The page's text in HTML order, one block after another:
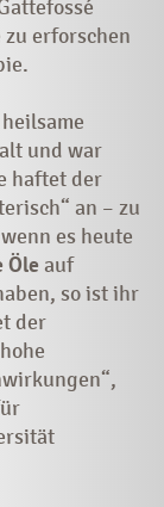
erforschen
und war
haftet der
an – zu
es heute
Öle auf
so ist ihr
der